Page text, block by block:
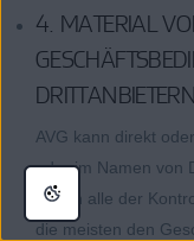
4. MATERIAL
DRITTANBIETERN
AVG kann direkt
oder im Namen von
denen alle der
die meisten den